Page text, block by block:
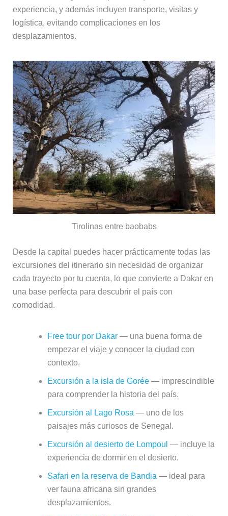
experiencia, y además incluyen transporte, visitas y
logística, evitando complicaciones en los
desplazamientos.
Tirolinas entre baobabs
Desde la capital puedes hacer prácticamente todas las
excursiones del itinerario sin necesidad de organizar
cada trayecto por tu cuenta, lo que convierte a Dakar en
una base perfecta para descubrir el país con
comodidad.
Free tour por Dakar— una buena forma de
empezar el viaje y conocer la ciudad con
contexto.
Excursión a la isla de Gorée— imprescindible
para comprender la historia del país.
Excursión al Lago Rosa— uno de los
paisajes más curiosos de Senegal.
Excursión al desierto de Lompoul — incluye la
experiencia de dormir en el desierto.
Safari en la reserva de Bandia— ideal para
ver fauna africana sin grandes
desplazamientos.